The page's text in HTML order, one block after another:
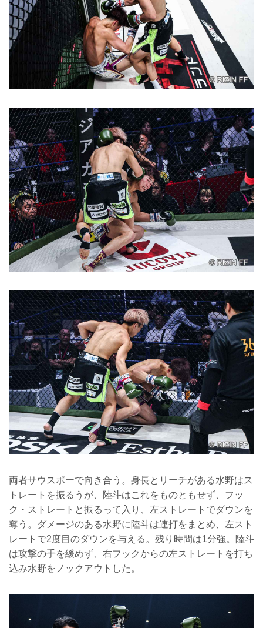
両者サウスポーで向き合う。身長とリーチがある水野はス
トレートを振るうが、陸斗はこれをものともせず、フッ
ク・ストレートと振るって入り、左ストレートでダウンを
奪う。ダメージのある水野に陸斗は連打をまとめ、左スト
レートで2度目のダウンを与える。残り時間は1分強。陸斗
は攻撃の手を緩めず、右フックからの左ストレートを打ち
込み水野をノックアウトした。